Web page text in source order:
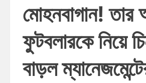
মোহনবাগান! তার
ফুটবলারকে নিয়ে
বাড়ল